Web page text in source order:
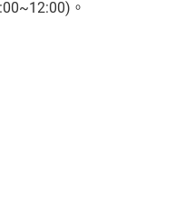
。